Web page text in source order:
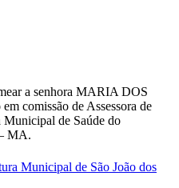
a senhora MARIA DOS
comissão de Assessora de
de Saúde do
MA.